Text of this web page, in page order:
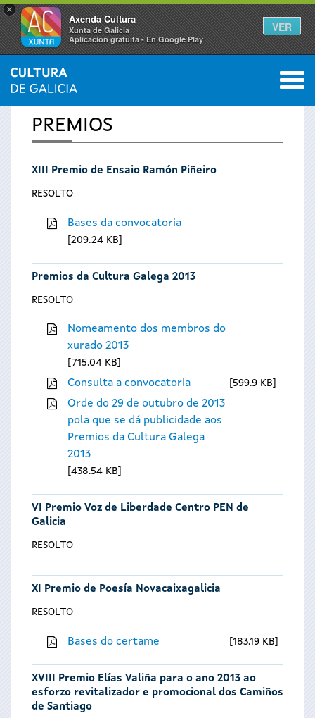
×
Axenda Cultura
Xunta de Galicia
Aplicación gratuíta - En Google Play
VER
Vostede
está
aquí
INICIO 0
PREMIOS
XIII Premio de Ensaio Ramón Piñeiro
RESOLTO
Bases da convocatoria
209.24 KB
Premios da Cultura Galega 2013
RESOLTO
Nomeamento dos membros do
xurado 2013
715.04 KB
Consulta a convocatoria 599.9 KB
Orde do 29 de outubro de 2013
pola que se dá publicidade aos
Premios da Cultura Galega
2013
438.54 KB
VI Premio Voz de Liberdade Centro PEN de
Galicia
RESOLTO
XI Premio de Poesía Novacaixagalicia
RESOLTO
Bases do certame 183.19 KB
XVIII Premio Elías Valiña para o ano 2013 ao
esforzo revitalizador e promocional dos Camiños
de Santiago